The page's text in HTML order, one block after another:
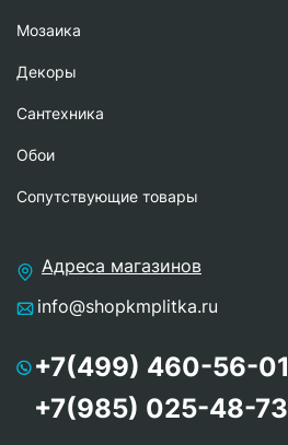
Мозаика
Декоры
Сантехника
Обои
Сопутствующие товары
Адреса магазинов
info@shopkmplitka.ru
+7(499) 460-56-01
+7(985) 025-48-73